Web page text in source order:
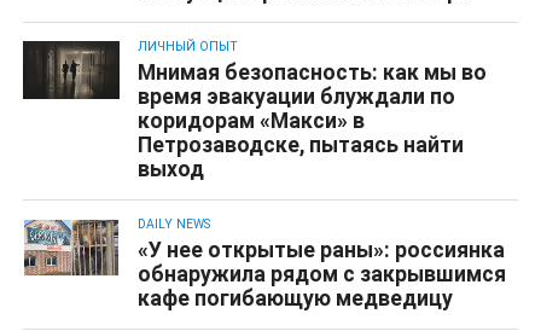
ЛИЧНЫЙ ОПЫТ
Мнимая безопасность: как мы во
время эвакуации блуждали по
коридорам «Макси» в
Петрозаводске, пытаясь найти
выход
DAILY NEWS
«У нее открытые раны»: россиянка
обнаружила рядом с закрывшимся
кафе погибающую медведицу